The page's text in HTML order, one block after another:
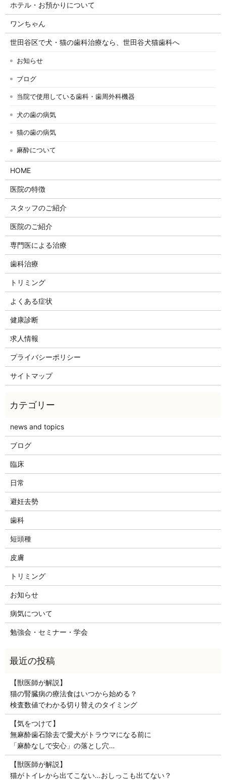
ホテル・お預かりについて
ワンちゃん
世田谷区で犬・猫の歯科治療なら、世田谷犬猫歯科へ
お知らせ
ブログ
当院で使用している歯科・歯周外科機器
犬の歯の病気
猫の歯の病気
麻酔について
HOME
医院の特徴
スタッフのご紹介
医院のご紹介
専門医による治療
歯科治療
トリミング
よくある症状
健康診断
求人情報
プライバシーポリシー
サイトマップ
news and topics
ブログ
臨床
日常
避妊去勢
歯科
短頭種
皮膚
トリミング
お知らせ
病気について
勉強会・セミナー・学会
【獣医師が解説】
猫の腎臓病の療法食はいつから始める？
検査数値でわかる切り替えのタイミング
【気をつけて】
無麻酔歯石除去で愛犬がトラウマになる前に
「麻酔なしで安心」の落とし穴…
【獣医師が解説】
猫がトイレから出てこない…おしっこも出てない？